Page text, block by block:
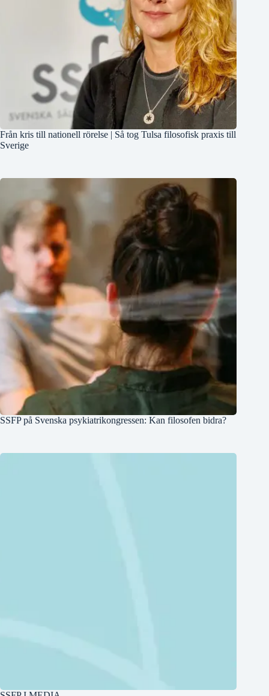
Från kris till nationell rörelse | Så tog Tulsa filosofisk praxis till
Sverige
SSFP på Svenska psykiatrikongressen: Kan filosofen bidra?